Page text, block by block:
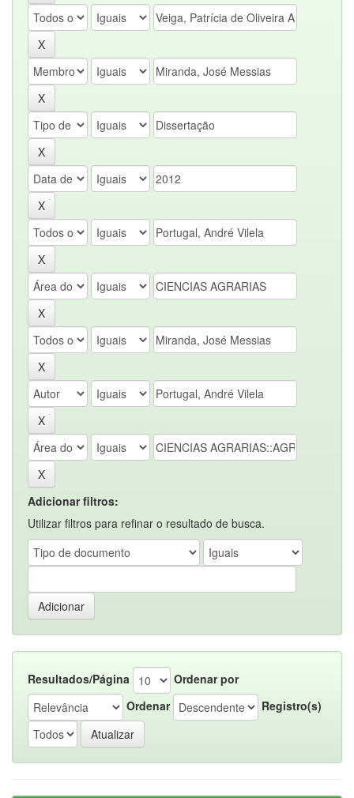
Adicionar filtros:
Utilizar filtros para refinar o resultado de busca.
Resultados/Página
Ordenar por
Ordenar
Registro(s)